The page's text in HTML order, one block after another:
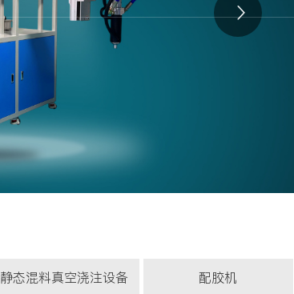

静态混料真空浇注设备 配胶机